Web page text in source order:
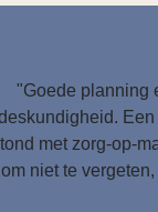
"Goede planning
met zorg-op-
om niet te